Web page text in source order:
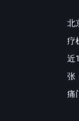
北
疗
近
张
痛